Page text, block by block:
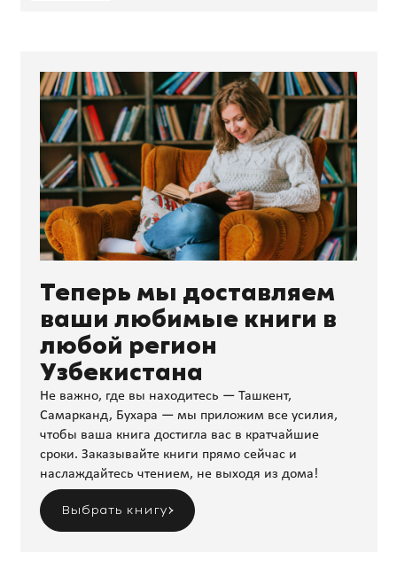
Теперь мы доставляем
ваши любимые книги в
любой регион
Узбекистана
Не важно, где вы находитесь — Ташкент,
Самарканд, Бухара — мы приложим все усилия,
чтобы ваша книга достигла вас в кратчайшие
сроки. Заказывайте книги прямо сейчас и
наслаждайтесь чтением, не выходя из дома!
Выбрать книгу